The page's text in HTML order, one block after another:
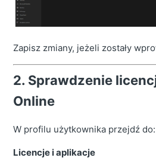
Zapisz zmiany, jeżeli zostały
2. Sprawdzenie
Online
W profilu użytkownika przejdź do:
Licencje i aplikacje